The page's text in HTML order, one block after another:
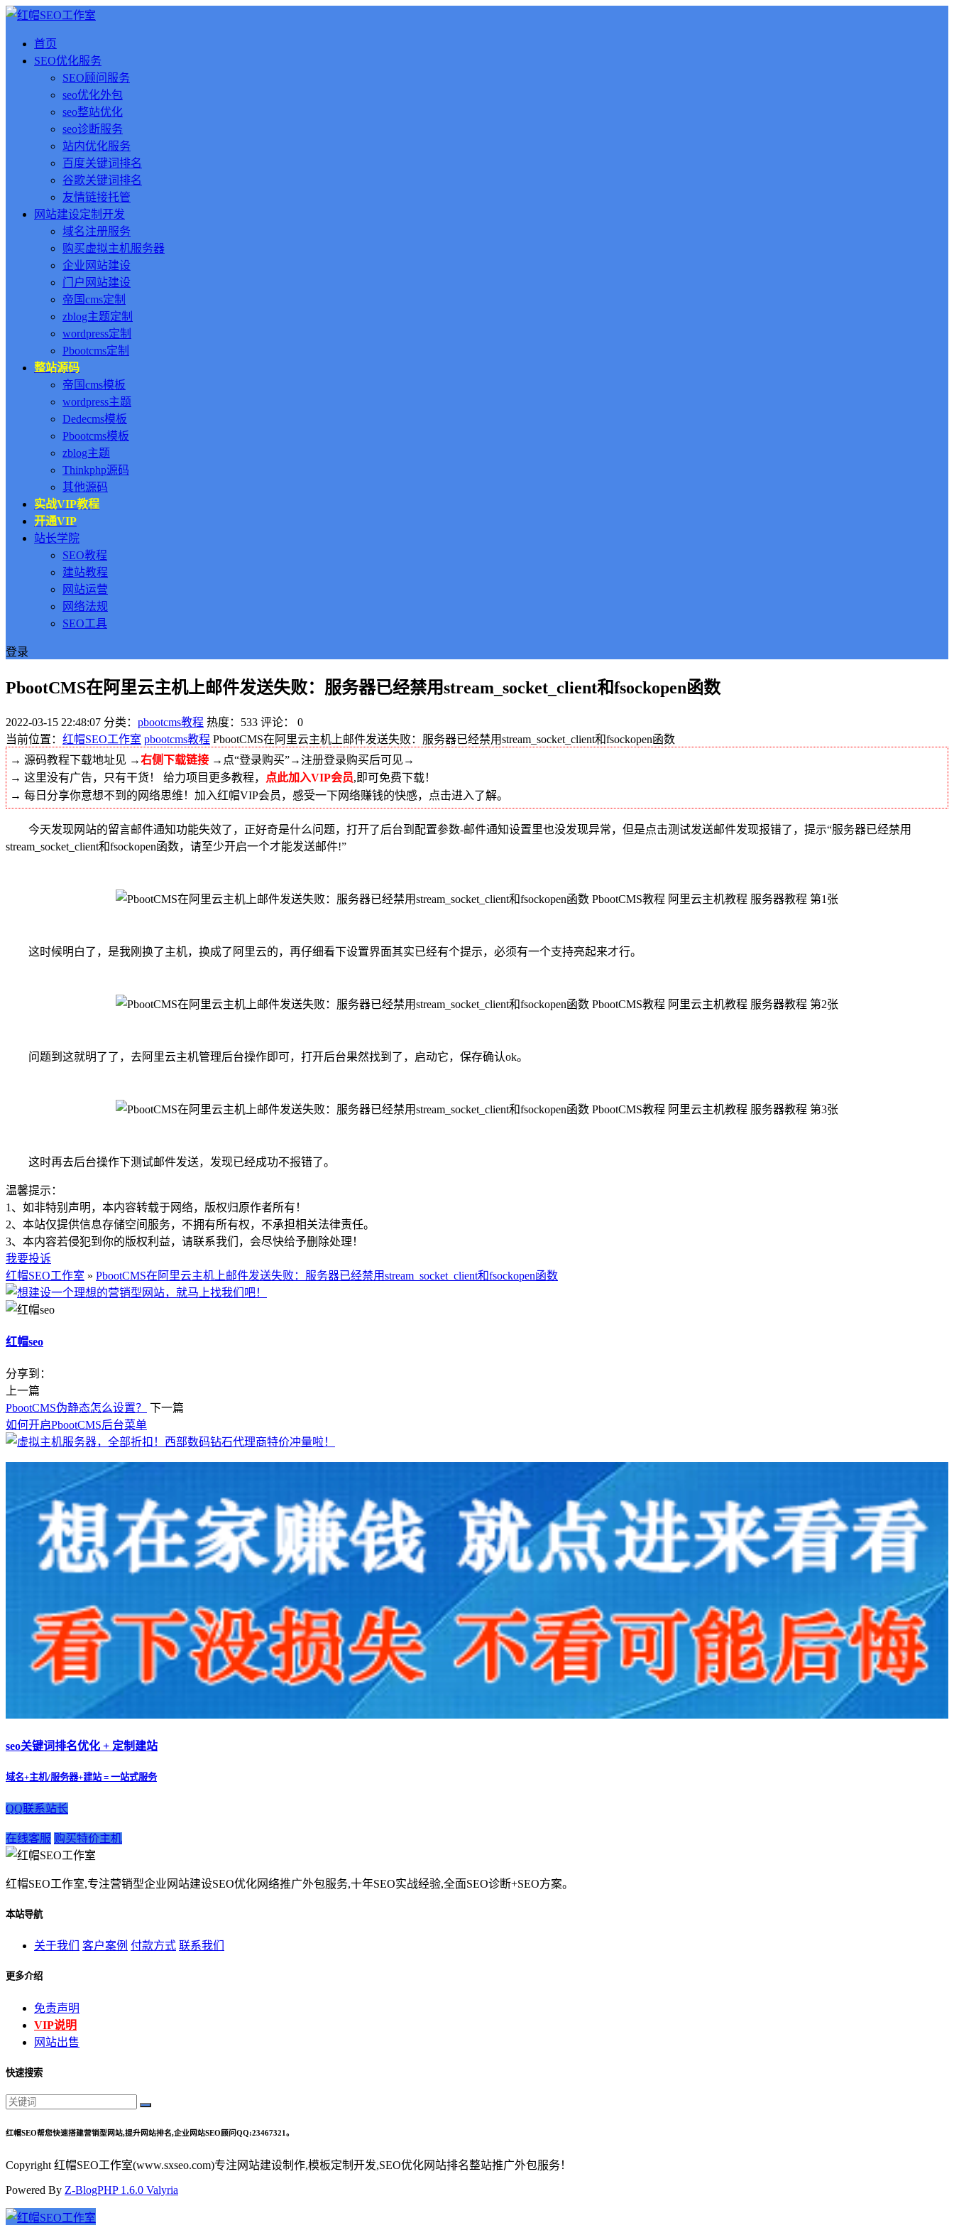
首页
SEO优化服务
SEO顾问服务
seo优化外包
seo整站优化
seo诊断服务
站内优化服务
百度关键词排名
谷歌关键词排名
友情链接托管
网站建设定制开发
域名注册服务
购买虚拟主机服务器
企业网站建设
门户网站建设
帝国cms定制
zblog主题定制
wordpress定制
Pbootcms定制
整站源码
帝国cms模板
wordpress主题
Dedecms模板
Pbootcms模板
zblog主题
Thinkphp源码
其他源码
实战VIP教程
开通VIP
站长学院
SEO教程
建站教程
网站运营
网络法规
SEO工具
登录
PbootCMS在阿里云主机上邮件发送失败：服务器已经禁用stream_socket_client和fsockopen函数
2022-03-15 22:48:07 分类： pbootcms教程 热度：533 评论：
0
当前位置： 红帽SEO工作室 pbootcms教程 PbootCMS在阿里云主机上邮件发送失败：服务器已经禁用stream_socket_client和fsockopen函数
→ 源码教程下载地址见 →右侧下载链接 →点“登录购买”→注册登录购买后可见→
→ 这里没有广告，只有干货！ 给力项目更多教程，
点此加入VIP会员,即可免费下载！
→ 每日分享你意想不到的网络思维！加入红帽VIP会员，感受一下网络赚钱的快感，点击进入了解。
今天发现网站的留言邮件通知功能失效了，正好奇是什么问题，打开了后台到配置参数-邮件通知设置里也没发现异常，但是点击测试发送邮件发现报错了，提示“服务器已经禁用
stream_socket_client和fsockopen函数，请至少开启一个才能发送邮件!”
这时候明白了，是我刚换了主机，换成了阿里云的，再仔细看下设置界面其实已经有个提示，必须有一个支持亮起来才行。
问题到这就明了了，去阿里云主机管理后台操作即可，打开后台果然找到了，启动它，保存确认ok。
这时再去后台操作下测试邮件发送，发现已经成功不报错了。
温馨提示：
1、如非特别声明，本内容转载于网络，版权归原作者所有！
2、本站仅提供信息存储空间服务，不拥有所有权，不承担相关法律责任。
3、本内容若侵犯到你的版权利益，请联系我们，会尽快给予删除处理！
我要投诉
红帽SEO工作室 » PbootCMS在阿里云主机上邮件发送失败：服务器已经禁用stream_socket_client和fsockopen函数
红帽seo
分享到：
上一篇
PbootCMS伪静态怎么设置？
下一篇
如何开启PbootCMS后台菜单
seo关键词排名优化 + 定制建站
域名+主机/服务器+建站 = 一站式服务
QQ联系站长
在线客服 购买特价主机
红帽SEO工作室,专注营销型企业网站建设SEO优化网络推广外包服务,十年SEO实战经验,全面SEO诊断+SEO方案。
本站导航
关于我们 客户案例 付款方式 联系我们
更多介绍
免责声明
VIP说明
网站出售
快速搜索
红帽SEO帮您快速搭建营销型网站,提升网站排名,企业网站SEO顾问QQ:23467321。
Copyright 红帽SEO工作室(www.sxseo.com)专注网站建设制作,模板定制开发,SEO优化网站排名整站推广外包服务！
Powered By Z-BlogPHP 1.6.0 Valyria